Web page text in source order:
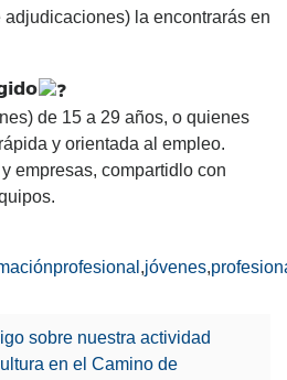
la encontrarás en
de 15 a 29 años, o quienes
y orientada al empleo.
empresas, compartidlo con
,jóvenes,
sobre nuestra actividad
en el Camino de